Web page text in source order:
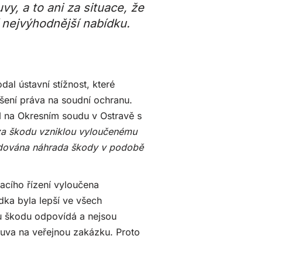
a to ani za situace, že
nabídku.
ústavní stížnost, které
práva na soudní ochranu.
Okresním soudu v Ostravě s
škodu vzniklou vyloučenému
náhrada škody v podobě
řízení vyloučena
byla lepší ve všech
škodu odpovídá a nejsou
na veřejnou zakázku. Proto